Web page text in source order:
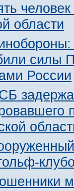
области
силы
России